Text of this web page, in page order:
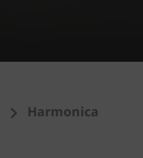
Harmonica